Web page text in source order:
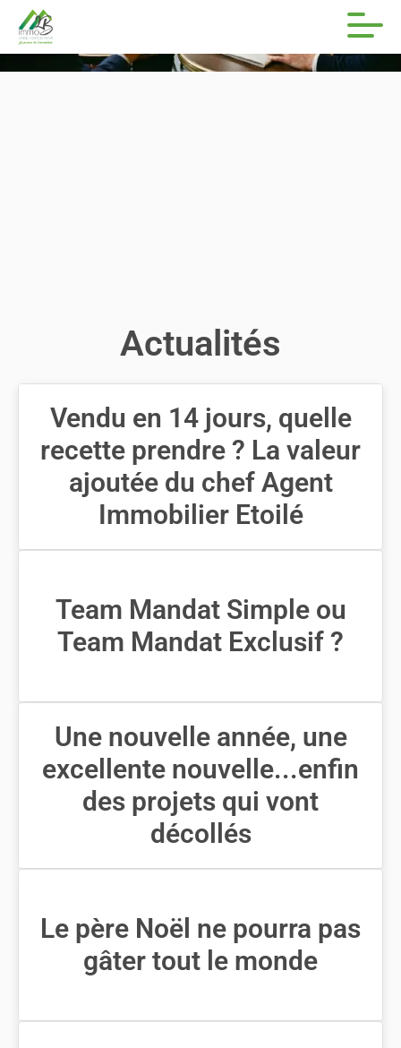
Actualités
Vendu en 14 jours, quelle
recette prendre ? La valeur
ajoutée du chef Agent
Immobilier Etoilé
Team Mandat Simple ou
Team Mandat Exclusif ?
Une nouvelle année, une
excellente nouvelle...enfin
des projets qui vont
décollés
Le père Noël ne pourra pas
gâter tout le monde